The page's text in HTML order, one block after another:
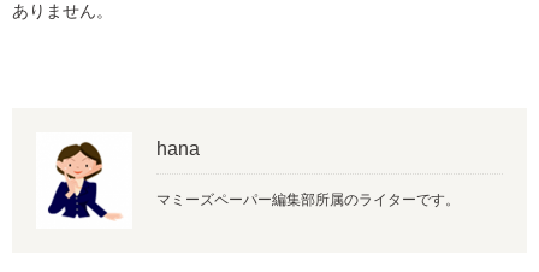
ありません。
hana
マミーズペーパー編集部所属のライターです。